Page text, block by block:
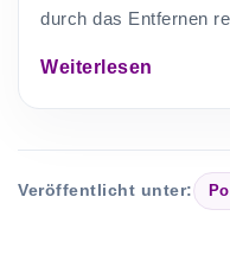
durch das Entfernen
Weiterlesen
Veröffentlicht unter: